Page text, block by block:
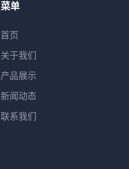
菜单
首页
关于我们
产品展示
新闻动态
联系我们